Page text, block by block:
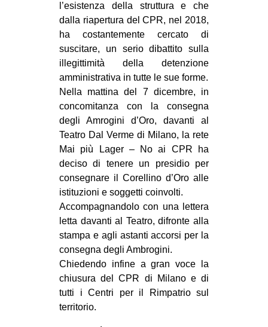
l’esistenza della struttura e che
dalla riapertura del CPR, nel 2018,
ha costantemente cercato di
suscitare, un serio dibattito sulla
illegittimità della detenzione
amministrativa in tutte le sue forme.
Nella mattina del 7 dicembre, in
concomitanza con la consegna
degli Amrogini d’Oro, davanti al
Teatro Dal Verme di Milano, la rete
Mai più Lager – No ai CPR ha
deciso di tenere un presidio per
consegnare il Corellino d’Oro alle
istituzioni e soggetti coinvolti.
Accompagnandolo con una lettera
letta davanti al Teatro, difronte alla
stampa e agli astanti accorsi per la
consegna degli Ambrogini.
Chiedendo infine a gran voce la
chiusura del CPR di Milano e di
tutti i Centri per il Rimpatrio sul
territorio.